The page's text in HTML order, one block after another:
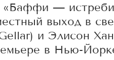
«Баффи —
выход в
и Элисон
в Нью-